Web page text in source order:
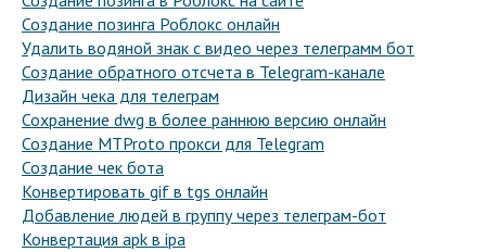
Создание позинга Роблокс онлайн
Удалить водяной знак с видео через телеграмм бот
Создание обратного отсчета в Telegram-канале
Дизайн чека для телеграм
Сохранение dwg в более раннюю версию онлайн
Создание MTProto прокси для Telegram
Создание чек бота
Конвертировать gif в tgs онлайн
Добавление людей в группу через телеграм-бот
Конвертация apk в ipa